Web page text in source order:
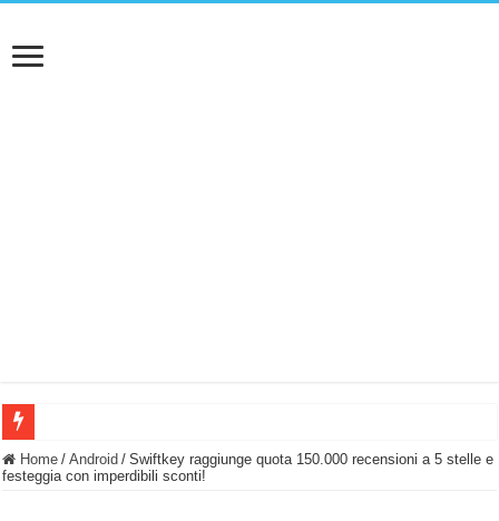
BASTA FATICARE! Questo robot tagliaerba lo appoggi e fa tutto lui! (Senza
Home / Android / Swiftkey raggiunge quota 150.000 recensioni a 5 stelle e
festeggia con imperdibili sconti!